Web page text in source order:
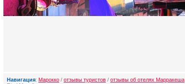
Навигация: Марокко / отзывы туристов / отзывы об отелях Марракеша